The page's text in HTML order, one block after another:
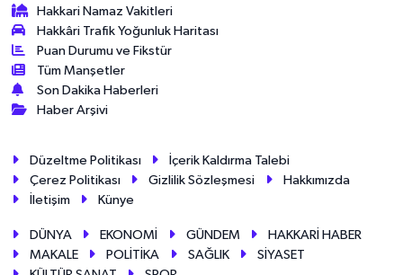
Hakkari Namaz Vakitleri
Hakkâri Trafik Yoğunluk Haritası
Puan Durumu ve Fikstür
Tüm Manşetler
Son Dakika Haberleri
Haber Arşivi
Düzeltme Politikası
İçerik Kaldırma Talebi
Çerez Politikası
Gizlilik Sözleşmesi
Hakkımızda
İletişim
Künye
DÜNYA EKONOMİ GÜNDEM
HAKKARİ HABER
MAKALE
POLİTİKA SAĞLIK
SİYASET